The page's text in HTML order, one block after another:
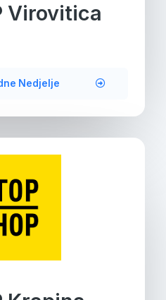
Virovitica
Nedjelje